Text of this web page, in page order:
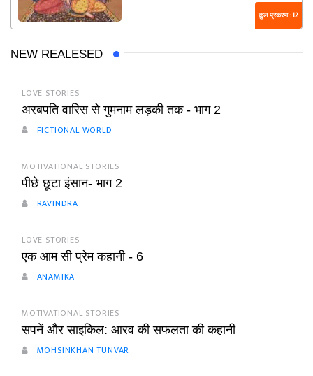
कुल प्रकरण : 12
NEW REALESED
LOVE STORIES
अरबपति वारिस से गुमनाम लड़की तक - भाग 2
FICTIONAL WORLD
MOTIVATIONAL STORIES
पीछे छूटा इंसान- भाग 2
RAVINDRA
LOVE STORIES
एक आम सी प्रेम कहानी - 6
ANAMIKA
MOTIVATIONAL STORIES
सपनें और साइकिल: आरव की सफलता की कहानी
MOHSINKHAN TUNVAR